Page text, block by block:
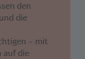
den
die
– mit
auf die